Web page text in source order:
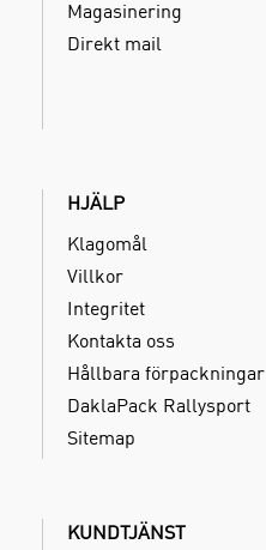
Magasinering
Direkt mail
HJÄLP
Klagomål
Villkor
Integritet
Kontakta oss
Hållbara förpackningar
DaklaPack Rallysport
Sitemap
KUNDTJÄNST